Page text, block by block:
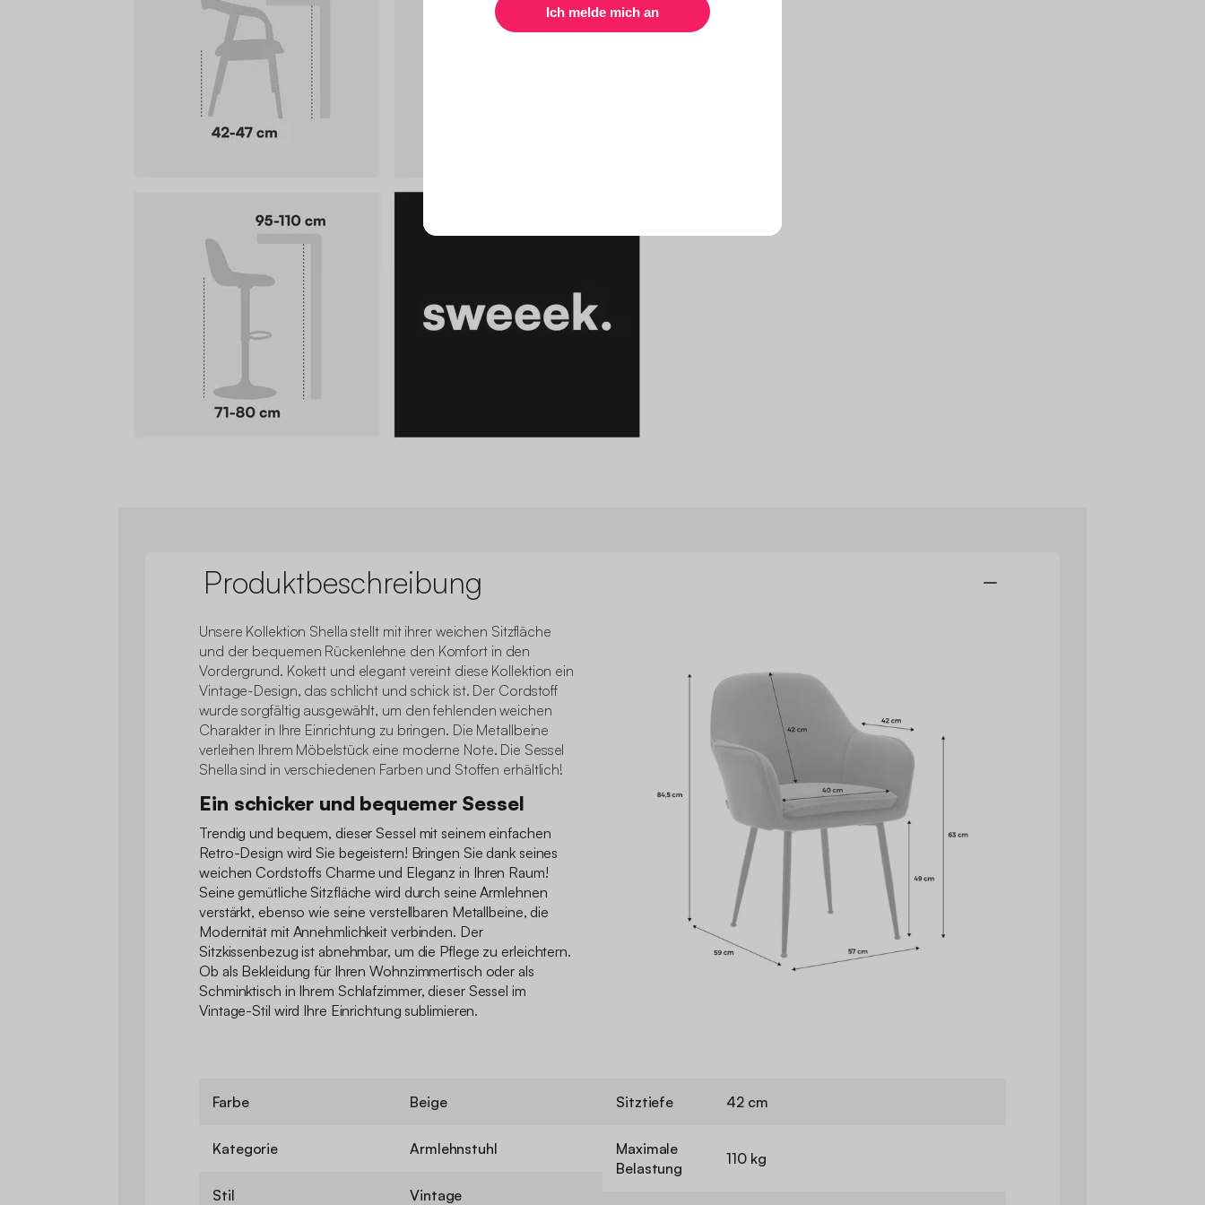
Produktbeschreibung
Unsere Kollektion Shella stellt mit ihrer weichen Sitzfläche
und der bequemen Rückenlehne den Komfort in den
Vordergrund. Kokett und elegant vereint diese Kollektion ein
Vintage-Design, das schlicht und schick ist. Der Cordstoff
wurde sorgfältig ausgewählt, um den fehlenden weichen
Charakter in Ihre Einrichtung zu bringen. Die Metallbeine
verleihen Ihrem Möbelstück eine moderne Note. Die Sessel
Shella sind in verschiedenen Farben und Stoffen erhältlich!
Ein schicker und bequemer Sessel
Trendig und bequem, dieser Sessel mit seinem einfachen
Retro-Design wird Sie begeistern! Bringen Sie dank seines
weichen Cordstoffs Charme und Eleganz in Ihren Raum!
Seine gemütliche Sitzfläche wird durch seine Armlehnen
verstärkt, ebenso wie seine verstellbaren Metallbeine, die
Modernität mit Annehmlichkeit verbinden. Der
Sitzkissenbezug ist abnehmbar, um die Pflege zu erleichtern.
Ob als Bekleidung für Ihren Wohnzimmertisch oder als
Schminktisch in Ihrem Schlafzimmer, dieser Sessel im
Vintage-Stil wird Ihre Einrichtung sublimieren.
Farbe Beige
Kategorie Armlehnstuhl
Stil Vintage
Sitztiefe 42 cm
Maximale
Belastung
110 kg